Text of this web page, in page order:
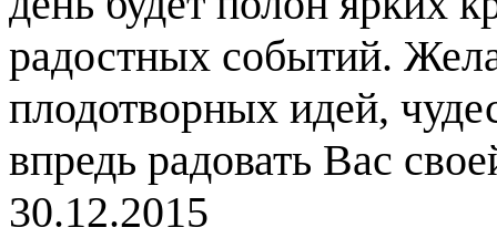
радостных событий.
плодотворных идей,
впредь радовать Вас
30.12.2015